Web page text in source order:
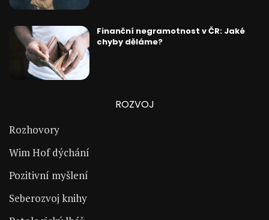
Finanční negramotnost v ČR: Jaké
chyby děláme?
ROZVOJ
Rozhovory
Wim Hof dýchání
Pozitivní myšlení
Seberozvoj knihy